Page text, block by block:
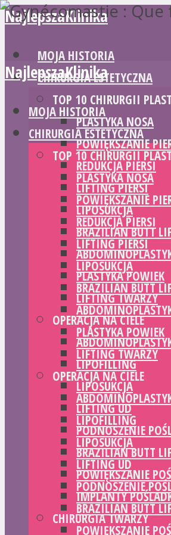
NajlepszaKlinika
MOJA HISTORIA
CHIRURGIA ESTETYCZNA
TOP 10 CHIRURGII
PLASTYKA NOSA
POWIĘKSZANIE
REDUKCJA PIERSI
LIFTING PIERSI
LIPOSUKCJA
BRAZILIAN BUTT
PLASTYKA POWIEK
LIFTING TWARZY
OPERACJA NA CIELE
LIPOFILLING
LIPOSUKCJA
LIFTING UD
PODNOSZENIE
BRAZILIAN BUTT
POWIĘKSZANIE
IMPLANTY
CHIRURGIA TWARZY
NajlepszaKlinika
MOJA HISTORIA
CHIRURGIA ESTETYCZNA
TOP 10 CHIRURGII
PLASTYKA NOSA
POWIĘKSZANIE
REDUKCJA PIERSI
LIFTING PIERSI
LIPOSUKCJA
BRAZILIAN BUTT
PLASTYKA POWIEK
LIFTING TWARZY
OPERACJA NA CIELE
LIPOFILLING
LIPOSUKCJA
LIFTING UD
PODNOSZENIE
BRAZILIAN BUTT
POWIĘKSZANIE